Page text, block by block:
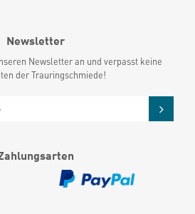
Newsletter
Newsletter an und verpasst keine
der Trauringschmiede!